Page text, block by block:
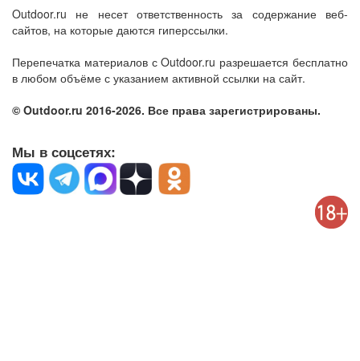
Outdoor.ru не несет ответственность за содержание веб-
сайтов, на которые даются гиперссылки.
Перепечатка материалов с Outdoor.ru разрешается бесплатно
в любом объёме с указанием активной ссылки на сайт.
© Outdoor.ru 2016-2026. Все права зарегистрированы.
Мы в соцсетях: